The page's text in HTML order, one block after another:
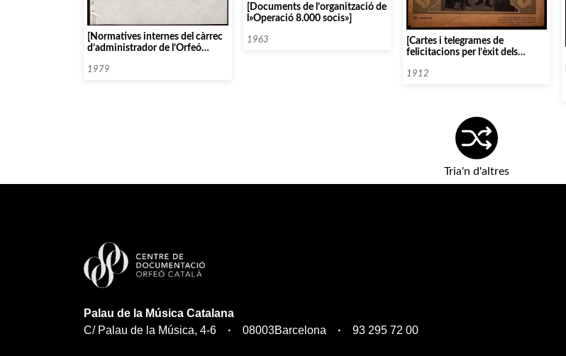
[Normatives internes del càrrec
d’administrador de l’Orfeó
1979
[Documents de l’organització de
l»Operació 8.000 socis»]
1963
[Cartes i telegrames de
felicitacions per l’èxit dels
l’Orfeó Català a Madrid i
1912
Tria'n d'altres
Palau de la Música Catalana
C/ Palau de la Música, 4-6
08003Barcelona 93 295 72 00